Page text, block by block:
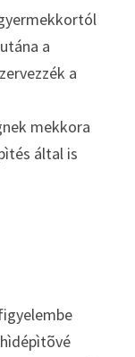
a
a
mekkora
által is